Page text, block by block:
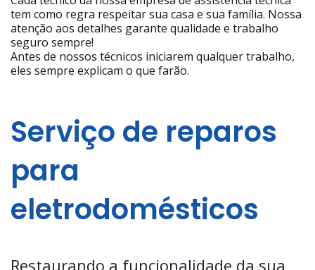
tem como regra respeitar sua casa e sua família. Nossa
atenção aos detalhes garante qualidade e trabalho
seguro sempre!
Antes de nossos técnicos iniciarem qualquer trabalho,
eles sempre explicam o que farão.
Serviço de reparos
para
eletrodomésticos
Restaurando a funcionalidade da sua